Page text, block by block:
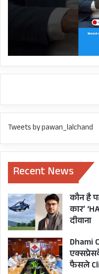
Tweets by pawan_lalchand
Recent News
कौन है
कार’
दीवाना
Dhami
फैसले